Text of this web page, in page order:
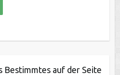
Bestimmtes auf der Seite